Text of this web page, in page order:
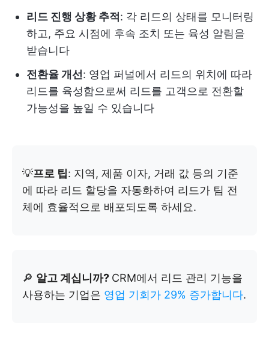
리드 진행 상황 추적 : 각 리드의 상태를 모니터링
하고, 주요 시점에 후속 조치 또는 육성 알림을
받습니다
전환율 개선 : 영업 퍼널에서 리드의 위치에 따라
리드를 육성함으로써 리드를 고객으로 전환할
가능성을 높일 수 있습니다
💡프로 팁: 지역, 제품 이자, 거래 값 등의 기준
에 따라 리드 할당을 자동화하여 리드가 팀 전
체에 효율적으로 배포되도록 하세요.
🔎 알고 계십니까? CRM에서 리드 관리 기능을
사용하는 기업은 영업 기회가 29% 증가합니다.